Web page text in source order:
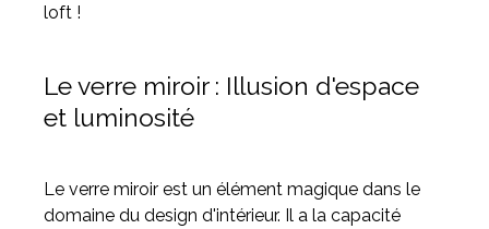
loft !
Le verre miroir : Illusion d'espace
et luminosité
Le verre miroir est un élément magique dans le
domaine du design d'intérieur. Il a la capacité